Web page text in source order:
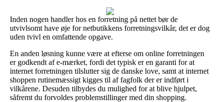
Inden nogen handler hos en forretning på nettet bør de
utvivlsomt have øje for netbutikkens forretningsvilkår, det er dog
uden tvivl en omfattende opgave.
En anden løsning kunne være at efterse om online forretningen
er godkendt af e-mærket, fordi det typisk er en garanti for at
internet forretningen tilslutter sig de danske love, samt at internet
shoppen rutinemæssigt kigges til af fagfolk der er indført i
vilkårene. Desuden tilbydes du mulighed for at blive hjulpet,
såfremt du forvoldes problemstillinger med din shopping.